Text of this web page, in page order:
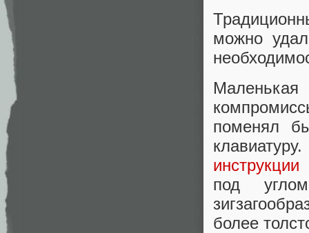
можно
поменял
под
более